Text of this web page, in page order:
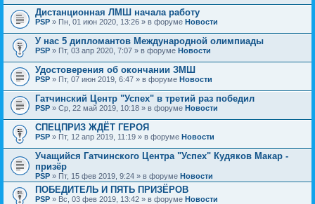
Дистанционная ЛМШ начала работу
PSP » Пн, 01 июн 2020, 13:26 » в форуме Новости
У нас 5 дипломантов Международной олимпиады
PSP » Пт, 03 апр 2020, 7:07 » в форуме Новости
Удостоверения об окончании ЗМШ
PSP » Пт, 07 июн 2019, 6:47 » в форуме Новости
Гатчинский Центр "Успех" в третий раз победил
PSP » Ср, 22 май 2019, 10:18 » в форуме Новости
СПЕЦПРИЗ ЖДЁТ ГЕРОЯ
PSP » Пт, 12 апр 2019, 11:19 » в форуме Новости
Учащийся Гатчинского Центра "Успех" Кудяков Макар -
призёр
PSP » Пт, 15 фев 2019, 9:24 » в форуме Новости
ПОБЕДИТЕЛЬ И ПЯТЬ ПРИЗЁРОВ
PSP » Вс, 03 фев 2019, 13:42 » в форуме Новости